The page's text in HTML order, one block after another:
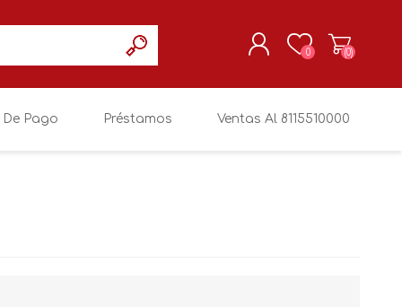
REGISTRARSE
0 (0)
Pago Préstamos Ventas Al 8115510000